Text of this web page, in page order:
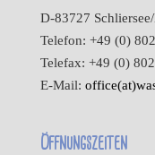
D-83727
Telefon: +49 (0)
Telefax: +49 (0)
E-Mail:
Öffnungszeiten